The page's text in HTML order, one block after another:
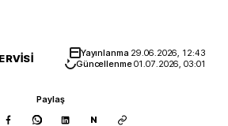
Yayınlanma 29.06.2026, 12:43
Güncellenme01.07.2026, 03:01
Paylaş
N